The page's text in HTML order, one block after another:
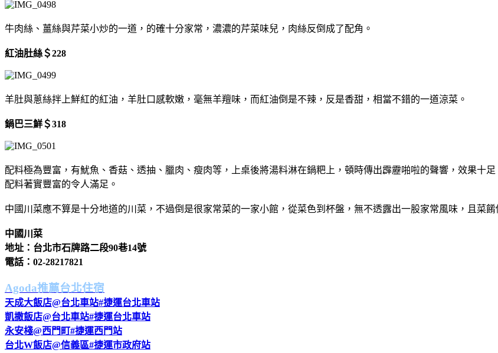
牛肉絲、薑絲與芹菜小炒的一道，的確十分家常，濃濃的芹菜味兒，肉絲反倒成了配角。
紅油肚絲＄228
羊肚與蔥絲拌上鮮紅的紅油，羊肚口感軟嫩，毫無羊羶味，而紅油倒是不辣，反是香甜，相當不錯的一道涼菜。
鍋巴三鮮＄318
配料極為豐富，有魷魚、香菇、透抽、臘肉、瘦肉等，上桌後將湯料淋在鍋粑上，頓時傳出霹靂啪啦的聲響，效果十
配料著實豐富的令人滿足。
中國川菜應不算是十分地道的川菜，不過倒是很家常菜的一家小館，從菜色到杯盤，無不透露出一股家常風味，且菜
中國川菜
地址：台北市石牌路二段90巷14號
電話：02-28217821
Agoda推薦台北住宿
天成大飯店@台北車站#捷運台北車站
凱撒飯店@台北車站#捷運台北車站
永安棧@西門町#捷運西門站
台北W飯店@信義區#捷運市政府站